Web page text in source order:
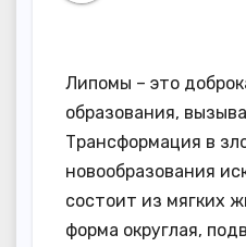
Липомы – это
образования,
Трансформация в
новообразования
состоит из мягких
форма округлая,